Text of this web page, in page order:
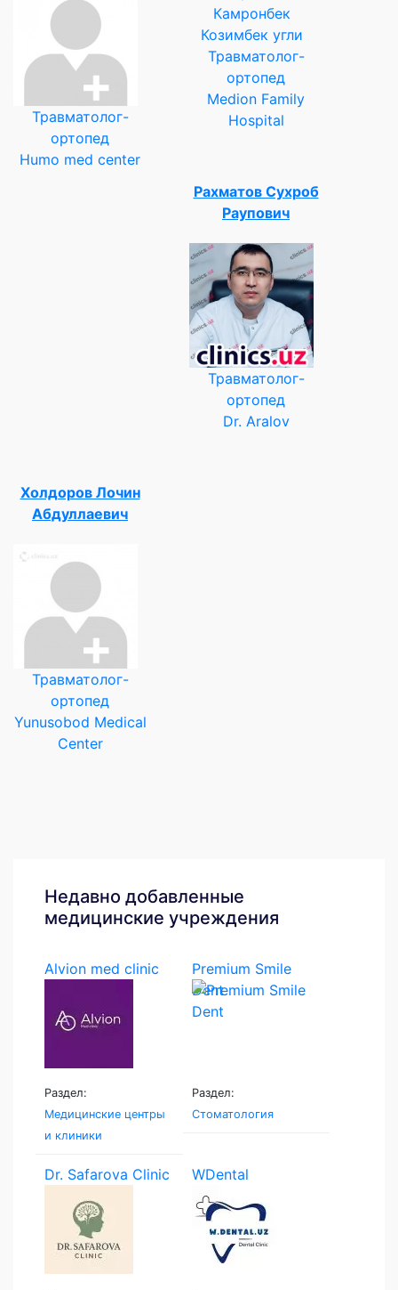
Травматолог-
ортопед
Humo med center
Травматолог-
ортопед
Medion Family
Hospital
Рахматов Сухроб
Раупович
Травматолог-
ортопед
Dr. Aralov
Холдоров Лочин
Абдуллаевич
Травматолог-
ортопед
Yunusobod Medical
Center
Недавно добавленные
медицинские учреждения
Alvion med clinic
Раздел:
Медицинские центры
и клиники
Premium Smile
Dent
Раздел:
Стоматология
Dr. Safarova Clinic WDental